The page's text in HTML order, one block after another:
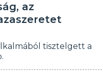
az
tisztelgett a